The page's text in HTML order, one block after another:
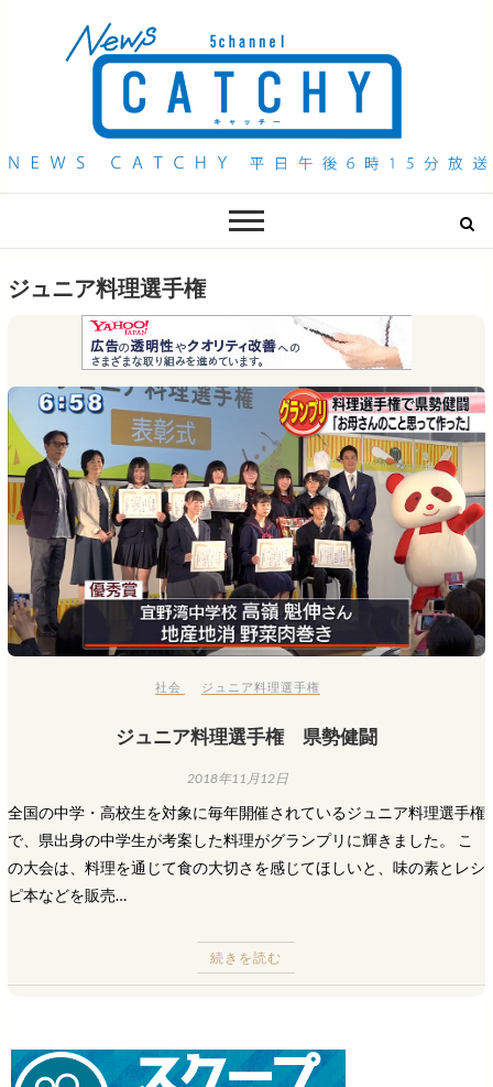
QAB NEWS Headline
ジュニア料理選手権
社会 ジュニア料理選手権
ジュニア料理選手権 県勢健闘
2018年11月12日
全国の中学・高校生を対象に毎年開催されているジュニア料理選手権
で、県出身の中学生が考案した料理がグランプリに輝きました。 こ
の大会は、料理を通じて食の大切さを感じてほしいと、味の素とレシ
ピ本などを販売…
続きを読む